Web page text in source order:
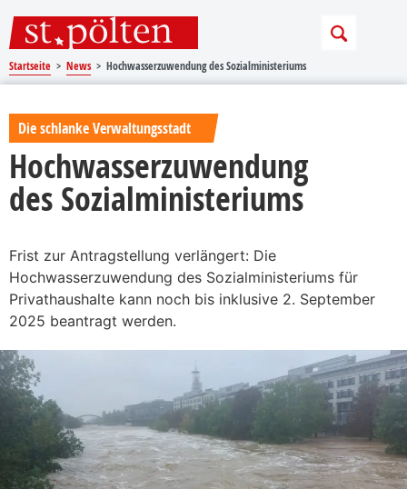
Startseite News Hochwasserzuwendung des Sozialministeriums
Die schlanke Verwaltungsstadt
Hochwasserzuwendung
des Sozialministeriums
Frist zur Antragstellung verlängert: Die
Hochwasserzuwendung des Sozialministeriums für
Privathaushalte kann noch bis inklusive 2. September
2025 beantragt werden.